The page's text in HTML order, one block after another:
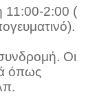
11:00-2:00 (
Οι
όπως